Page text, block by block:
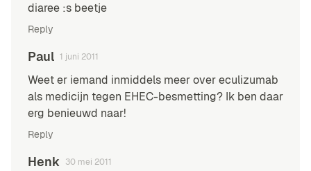
diaree :s beetje
Reply
Paul 1 juni 2011
Weet er iemand inmiddels meer over eculizumab
als medicijn tegen EHEC-besmetting? Ik ben daar
erg benieuwd naar!
Reply
Henk 30 mei 2011